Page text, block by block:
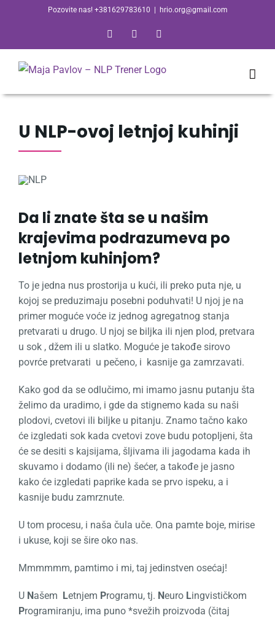
Pozovite nas! +381629783610 hrio.org@gmail.com
FacebookEmail
U NLP-ovoj letnjoj kuhinji
Da li znate šta se u našim
krajevima podrazumeva po
letnjom kuhinjom?
To je jedna nus prostorija u kući, ili preko puta nje, u
kojoj se preduzimaju posebni poduhvati! U njoj je na
primer moguće voće iz jednog agregatnog stanja
pretvarati u drugo. U njoj se biljka ili njen plod, pretvara
u sok , džem ili u slatko. Moguće je takođe sirovo
povrće pretvarati u pečeno, i kasnije ga zamrzavati.
Kako god da se odlučimo, mi imamo jasnu putanju šta
želimo da uradimo, i gde da stignemo kada su naši
plodovi, cvetovi ili biljke u pitanju. Znamo tačno kako
će izgledati sok kada cvetovi zove budu potopljeni, šta
će se desiti s kajsijama, šljivama ili jagodama kada ih
skuvamo i dodamo (ili ne) šećer, a takođe je jasno
kako će izgledati paprike kada se prvo ispeku, a i
kasnije budu zamrznute.
U tom procesu, i naša čula uče. Ona pamte boje, mirise
i ukuse, koji se šire oko nas.
Mmmmmm, pamtimo i mi, taj jedinstven osećaj!
U Našem Letnjem Programu, tj. Neuro Lingvističkom
Programiranju, ima puno *svežih proizvoda (čitaj